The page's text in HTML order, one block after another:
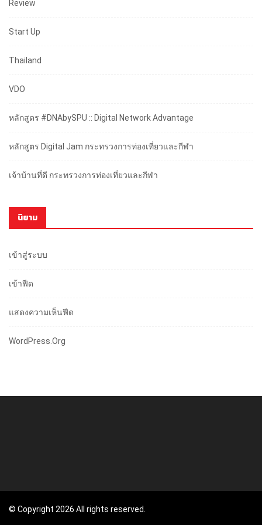
Review
Start Up
Thailand
VDO
หลักสูตร #DNAbySPU :: Digital Network Advantage
หลักสูตร Digital Jam กระทรวงการท่องเที่ยวและกีฬา
เจ้าบ้านที่ดี กระทรวงการท่องเที่ยวและกีฬา
นิยาม
เข้าสู่ระบบ
เข้าฟีด
แสดงความเห็นฟีด
WordPress.org
© Copyright 2026 All rights reserved.